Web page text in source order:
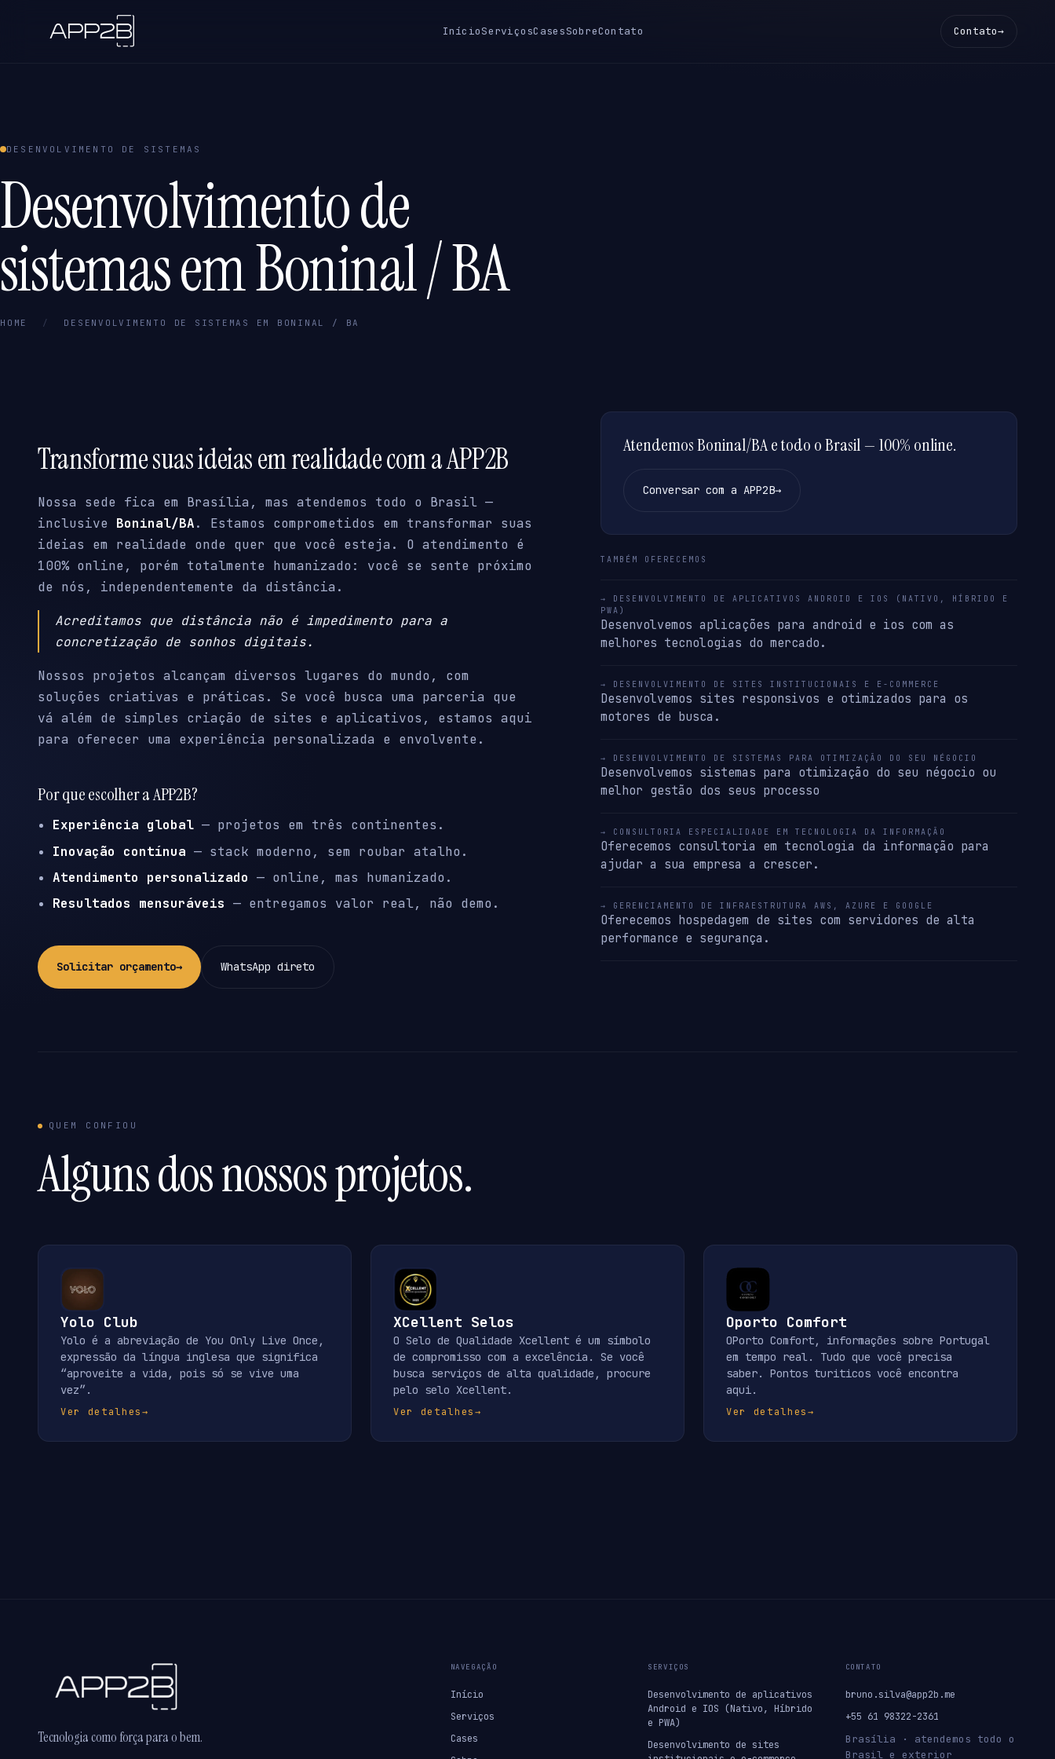
InícioServiçosCasesSobreContato Contato→
DESENVOLVIMENTO DE SISTEMAS
Desenvolvimento de
sistemas em Boninal / BA
HOME / DESENVOLVIMENTO DE SISTEMAS EM BONINAL / BA
Transforme suas ideias em realidade com a APP2B
Nossa sede fica em Brasília, mas atendemos todo o Brasil —
inclusive Boninal/BA. Estamos comprometidos em transformar suas
ideias em realidade onde quer que você esteja. O atendimento é
100% online, porém totalmente humanizado: você se sente próximo
de nós, independentemente da distância.
Acreditamos que distância não é impedimento para a
concretização de sonhos digitais.
Nossos projetos alcançam diversos lugares do mundo, com
soluções criativas e práticas. Se você busca uma parceria que
vá além de simples criação de sites e aplicativos, estamos aqui
para oferecer uma experiência personalizada e envolvente.
Por que escolher a APP2B?
Experiência global — projetos em três continentes.
Inovação contínua — stack moderno, sem roubar atalho.
Atendimento personalizado — online, mas humanizado.
Resultados mensuráveis — entregamos valor real, não demo.
Solicitar orçamento→ WhatsApp direto
Atendemos Boninal/BA e todo o Brasil — 100% online.
Conversar com a APP2B→
TAMBÉM OFERECEMOS
→ DESENVOLVIMENTO DE APLICATIVOS ANDROID E IOS (NATIVO, HÍBRIDO E
PWA)
Desenvolvemos aplicações para android e ios com as
melhores tecnologias do mercado.
→ DESENVOLVIMENTO DE SITES INSTITUCIONAIS E E-COMMERCE
Desenvolvemos sites responsivos e otimizados para os
motores de busca.
→ DESENVOLVIMENTO DE SISTEMAS PARA OTIMIZAÇÃO DO SEU NÉGOCIO
Desenvolvemos sistemas para otimização do seu négocio ou
melhor gestão dos seus processo
→ CONSULTORIA ESPECIALIDADE EM TECNOLOGIA DA INFORMAÇÃO
Oferecemos consultoria em tecnologia da informação para
ajudar a sua empresa a crescer.
→ GERENCIAMENTO DE INFRAESTRUTURA AWS, AZURE E GOOGLE
Oferecemos hospedagem de sites com servidores de alta
performance e segurança.
QUEM CONFIOU
Alguns dos nossos projetos.
Yolo Club
Yolo é a abreviação de You Only Live Once,
expressão da língua inglesa que significa
“aproveite a vida, pois só se vive uma
vez”.
Ver detalhes→
XCellent Selos
O Selo de Qualidade Xcellent é um símbolo
de compromisso com a excelência. Se você
busca serviços de alta qualidade, procure
pelo selo Xcellent.
Ver detalhes→
Oporto Comfort
OPorto Comfort, informações sobre Portugal
em tempo real. Tudo que você precisa
saber. Pontos turiticos você encontra
aqui.
Ver detalhes→
Tecnologia como força para o bem.
NAVEGAÇÃO
Início
Serviços
Cases
SERVIÇOS
Desenvolvimento de aplicativos
Android e IOS (Nativo, Híbrido
e PWA)
Desenvolvimento de sites
CONTATO
bruno.silva@app2b.me
+55 61 98322-2361
Brasília · atendemos todo o
Brasil e exterior